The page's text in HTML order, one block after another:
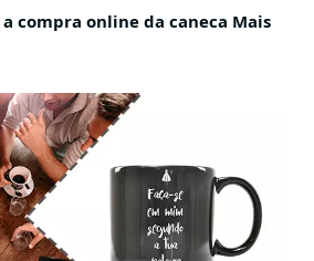
compra online da caneca Mais